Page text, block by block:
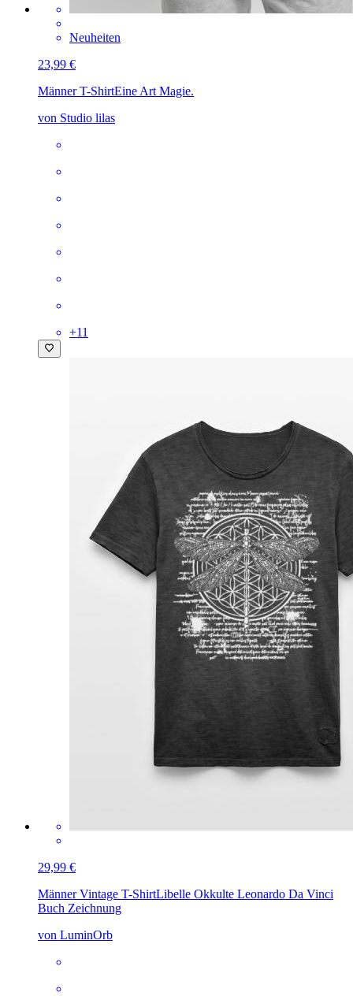
Neuheiten
23,99 €
Männer T-ShirtEine Art Magie.
von Studio lilas
+11
29,99 €
Männer Vintage T-ShirtLibelle Okkulte Leonardo Da Vinci
Buch Zeichnung
von LuminOrb